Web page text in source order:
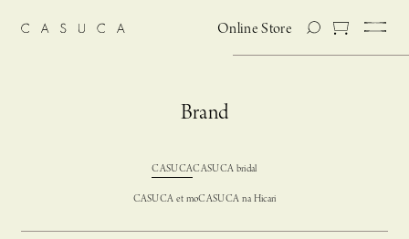
Online Store
Brand
CASUCACASUCA bridal
CASUCA et moCASUCA na Hicari